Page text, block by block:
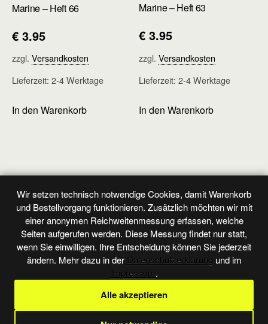
Marine – Heft 66
€ 3.95
zzgl. Versandkosten
Lieferzeit: 2-4 Werktage
In den Warenkorb
Marine – Heft 63
€ 3.95
zzgl.Versandkosten
Lieferzeit:2-4 Werktage
In den Warenkorb
Vorheriger Beitrag
Marine - Heft 34
Nächster Beitrag
Marine - Heft 36
Zum Seitenanfang
Desktop
Wir setzen technisch notwendige Cookies, damit Warenkorb
und Bestellvorgang funktionieren. Zusätzlich möchten wir mit
einer anonymen Reichweitenmessung erfassen, welche
Seiten aufgerufen werden. Diese Messung findet nur statt,
wenn Sie einwilligen. Ihre Entscheidung können Sie jederzeit
ändern. Mehr dazu in der Datenschutzerklärung und im
Impressum.
Alle akzeptieren